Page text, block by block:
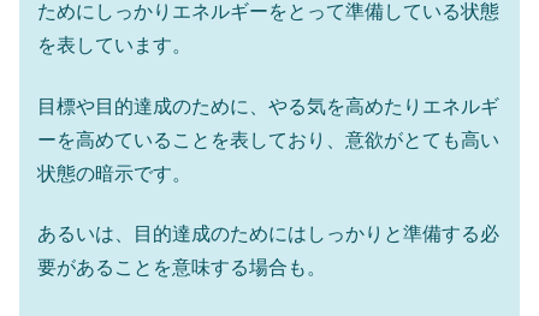
ためにしっかりエネルギーをとって準備している状態
を表しています。
目標や目的達成のために、やる気を高めたりエネルギ
ーを高めていることを表しており、意欲がとても高い
状態の暗示です。
あるいは、目的達成のためにはしっかりと準備する必
要があることを意味する場合も。